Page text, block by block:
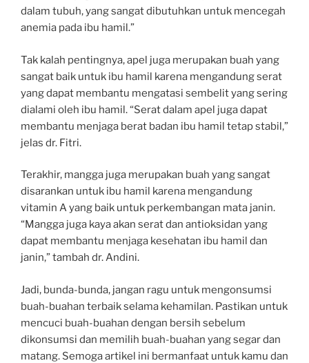
dalam tubuh, yang sangat dibutuhkan untuk mencegah
anemia pada ibu hamil.”
Tak kalah pentingnya, apel juga merupakan buah yang
sangat baik untuk ibu hamil karena mengandung serat
yang dapat membantu mengatasi sembelit yang sering
dialami oleh ibu hamil. “Serat dalam apel juga dapat
membantu menjaga berat badan ibu hamil tetap stabil,”
jelas dr. Fitri.
Terakhir, mangga juga merupakan buah yang sangat
disarankan untuk ibu hamil karena mengandung
vitamin A yang baik untuk perkembangan mata janin.
“Mangga juga kaya akan serat dan antioksidan yang
dapat membantu menjaga kesehatan ibu hamil dan
janin,” tambah dr. Andini.
Jadi, bunda-bunda, jangan ragu untuk mengonsumsi
buah-buahan terbaik selama kehamilan. Pastikan untuk
mencuci buah-buahan dengan bersih sebelum
dikonsumsi dan memilih buah-buahan yang segar dan
matang. Semoga artikel ini bermanfaat untuk kamu dan